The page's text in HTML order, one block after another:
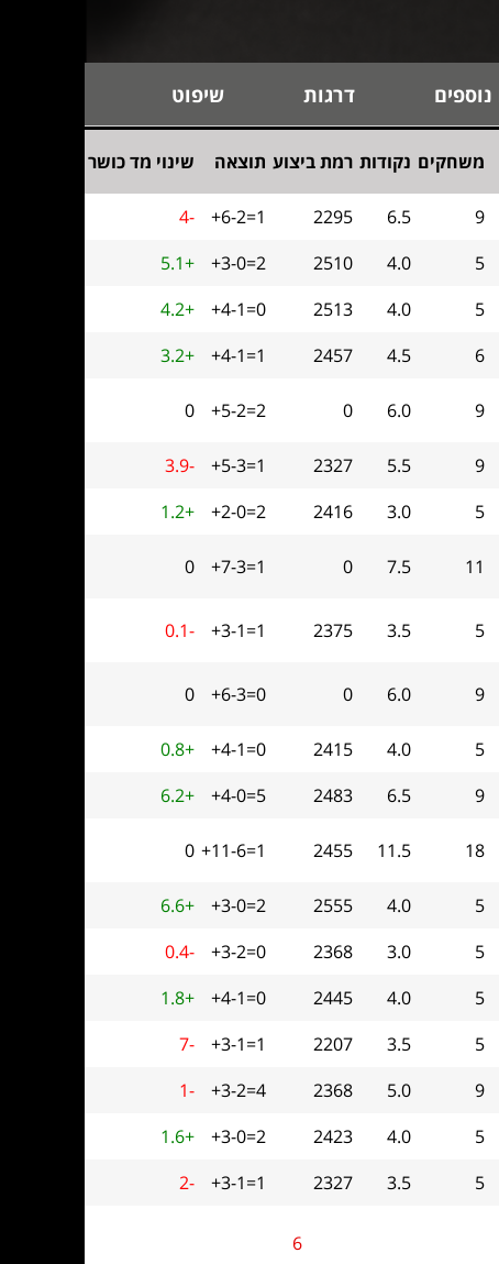
נוספים דרגות שיפוט
משחקים נקודות רמת ביצוע תוצאה שינוי מד כושר
9
6.5
2295
+6-2=1
4-
5
4.0
2510
+3-0=2
5.1+
5
4.0
2513
+4-1=0
4.2+
6
4.5
2457
+4-1=1
3.2+
9
6.0
0
+5-2=2
0
9
5.5
2327
+5-3=1
3.9-
5
3.0
2416
+2-0=2
1.2+
11
7.5
0
+7-3=1
0
5
3.5
2375
+3-1=1
0.1-
9
6.0
0
+6-3=0
0
5
4.0
2415
+4-1=0
0.8+
9
6.5
2483
+4-0=5
6.2+
18
11.5
2455
+11-6=1
0
5
4.0
2555
+3-0=2
6.6+
5
3.0
2368
+3-2=0
0.4-
5
4.0
2445
+4-1=0
1.8+
5
3.5
2207
+3-1=1
7-
9
5.0
2368
+3-2=4
1-
5
4.0
2423
+3-0=2
1.6+
5
3.5
2327
+3-1=1
2-
6